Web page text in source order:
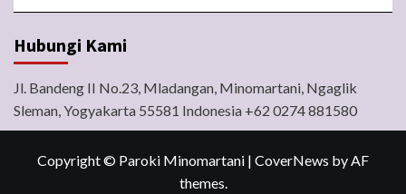
Hubungi Kami
Jl. Bandeng II No.23, Mladangan, Minomartani, Ngaglik
Sleman, Yogyakarta 55581 Indonesia +62 0274 881580
Copyright © Paroki Minomartani | CoverNews by AF
themes.